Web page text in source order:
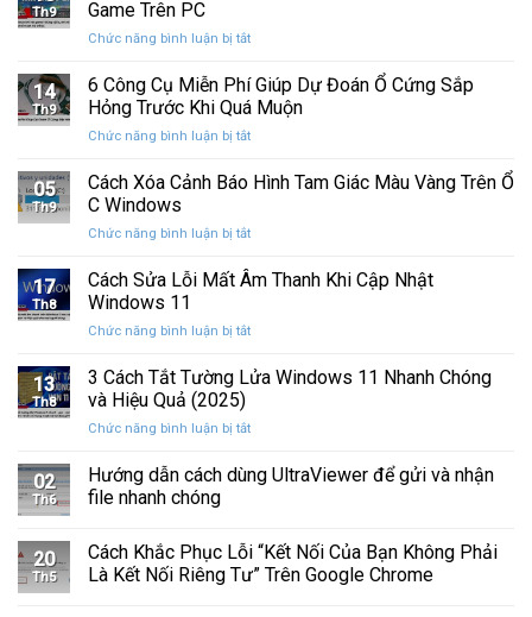
quan
trọng
Memory
Trên
Windows
Th9 Game Trên PC
Chức năng bình luận bị tắtở
Khắc
Phục
Lỗi
Màn
Nhấp
Chơi
Trên
14
Th9
6 Công Cụ Miễn Phí Giúp Dự Đoán Ổ Cứng Sắp
Hỏng Trước Khi Quá Muộn
Chức năng bình luận bị tắtở
Công
Phí
Dự
Cứng
Hỏng
05
Th9
Cách Xóa Cảnh Báo Hình Tam Giác Màu Vàng Trên Ổ
C Windows
Chức năng bình luận bị tắtở
Xóa
Hình
Giác
Trên
C
17
Th8
Cách Sửa Lỗi Mất Âm Thanh Khi Cập Nhật
Windows 11
Chức năng bình luận bị tắtở
Sửa
Âm
Khi
11
13
Th8
3 Cách Tắt Tường Lửa Windows 11 Nhanh Chóng
và Hiệu Quả (2025)
Chức năng bình luận bị tắtở
Cách
Tắt
Windows
11
02
Th6
Hướng dẫn cách dùng UltraViewer để gửi và nhận
file nhanh chóng
20
Th5
Cách Khắc Phục Lỗi “Kết Nối Của Bạn Không Phải
Là Kết Nối Riêng Tư” Trên Google Chrome